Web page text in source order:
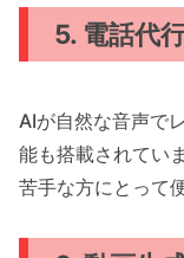
5. 電話代
AIが自然な音声で
能も搭載されてい
苦手な方にとって